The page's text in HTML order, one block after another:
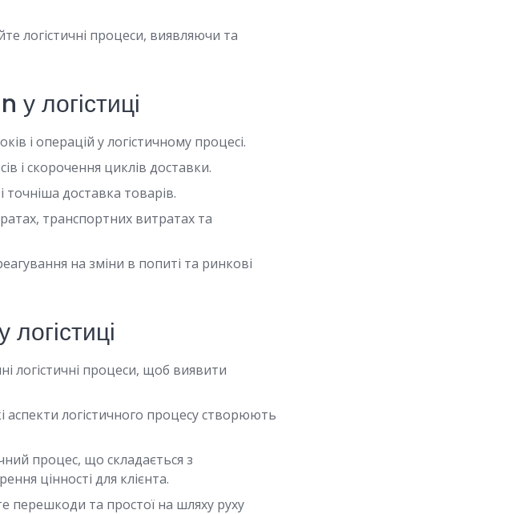
логістичні процеси, виявляючи та
логістиці
і операцій у логістичному процесі.
і скорочення циклів доставки.
доставка товарів.
транспортних витратах та
на зміни в попиті та ринкові
логістичні процеси, щоб виявити
аспекти логістичного процесу створюють
процес, що складається з
цінності для клієнта.
перешкоди та простої на шляху руху